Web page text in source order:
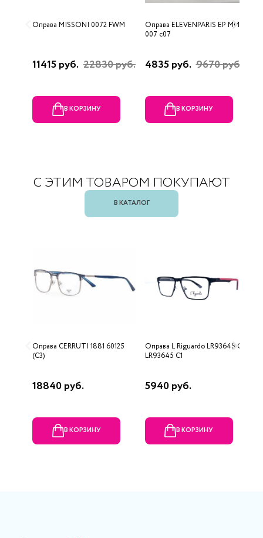
Оправа MISSONI 0072 FWM
11415 руб. 22830 руб.
В КОРЗИНУ
Оправа ELEVENPARIS EP MM
007 c07
4835 руб. 9670 руб.
В КОРЗИНУ
С ЭТИМ ТОВАРОМ ПОКУПАЮТ
В КАТАЛОГ
Оправа CERRUTI 1881 60125
(C3)
18840 руб.
В КОРЗИНУ
Оправа L Riguardo LR93645 C1
LR93645 C1
5940 руб.
В КОРЗИНУ